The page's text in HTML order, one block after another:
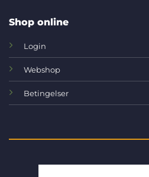
Shop online
Login
Webshop
Betingelser